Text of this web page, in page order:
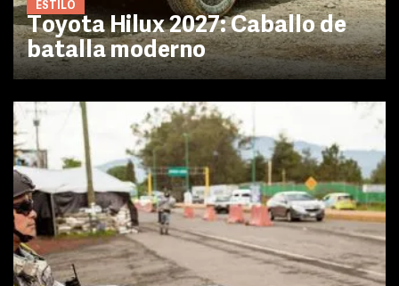
ESTILO
Toyota Hilux 2027: Caballo de
batalla moderno